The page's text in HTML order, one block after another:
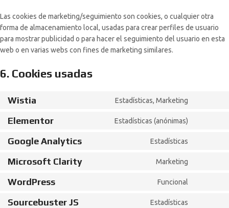
Las cookies de marketing/seguimiento son cookies, o cualquier otra
forma de almacenamiento local, usadas para crear perfiles de usuario
para mostrar publicidad o para hacer el seguimiento del usuario en esta
web o en varias webs con fines de marketing similares.
6. Cookies usadas
Wistia Estadísticas, Marketing
Elementor Estadísticas (anónimas)
Google Analytics Estadísticas
Microsoft Clarity Marketing
WordPress Funcional
Sourcebuster JS Estadísticas